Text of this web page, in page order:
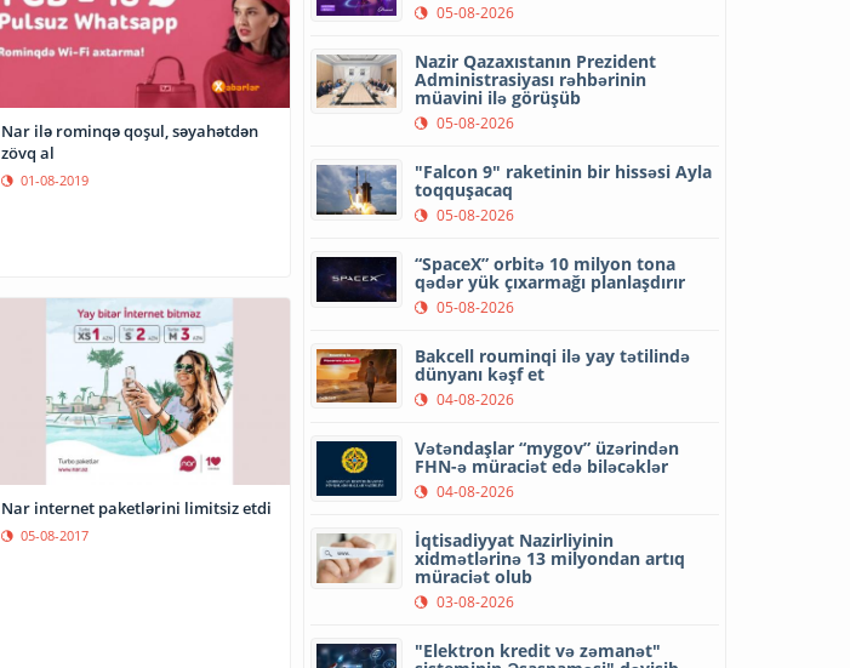
Nar ilə rominqə qoşul, səyahətdən
zövq al
01-08-2019
Nar internet paketlərini limitsiz etdi
05-08-2017
05-08-2026
Nazir Qazaxıstanın Prezident
Administrasiyası rəhbərinin
müavini ilə görüşüb
05-08-2026
"Falcon 9" raketinin bir hissəsi Ayla
toqquşacaq
05-08-2026
“SpaceX” orbitə 10 milyon tona
qədər yük çıxarmağı planlaşdırır
05-08-2026
Bakcell rouminqi ilə yay tətilində
dünyanı kəşf et
04-08-2026
Vətəndaşlar “mygov” üzərindən
FHN-ə müraciət edə biləcəklər
04-08-2026
İqtisadiyyat Nazirliyinin
xidmətlərinə 13 milyondan artıq
müraciət olub
03-08-2026
"Elektron kredit və zəmanət"